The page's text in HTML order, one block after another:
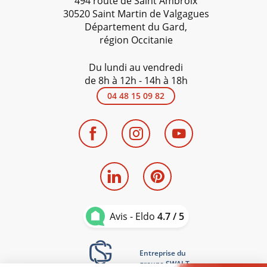
30520 Saint Martin de Valgagues
Département du Gard,
région Occitanie
Du lundi au vendredi
de 8h à 12h - 14h à 18h
04 48 15 09 82
Avis - Eldo 4.7 / 5
Entreprise du
groupe SWALT